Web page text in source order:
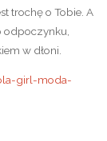
trochę o Tobie. A
odpoczynku,
w dłoni.
girl-moda-